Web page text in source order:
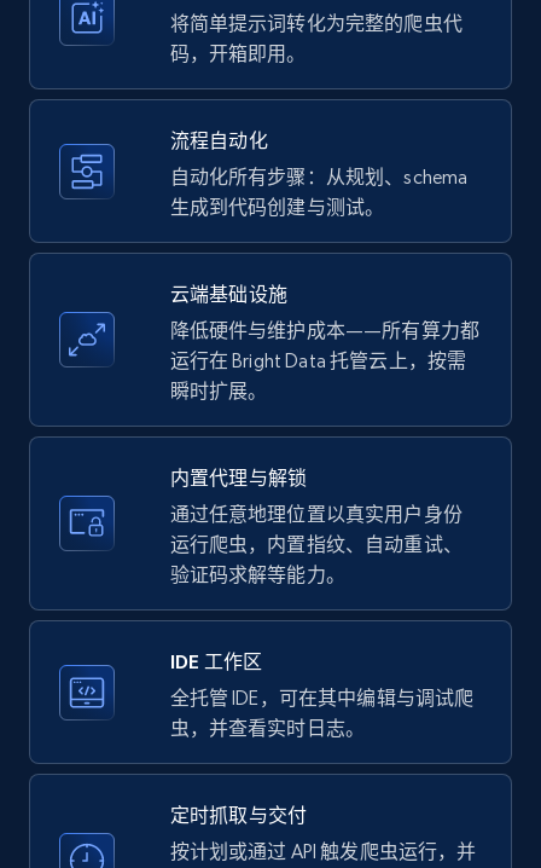
Amazon products - Collects products by
Title, Seller name, Brand, Description, Initial
price, Currency, Availability, Reviews count, and
Amazon products - find products by using
upc numbers
price, Currency, Availability, Reviews count, and
more.
5.7K+
LinkedIn company information
ID, Name, Country code, Locations, Followers,
Employees in linkedin, About, Specialties, and
33.6K+ 3.5K+ 注册使用
将简单提示词转化为完整的爬虫代
码，开箱即用。
流程自动化
自动化所有步骤：从规划、schema
生成到代码创建与测试。
云端基础设施
降低硬件与维护成本——所有算力都
运行在 Bright Data 托管云上，按需
瞬时扩展。
内置代理与解锁
通过任意地理位置以真实用户身份
运行爬虫，内置指纹、自动重试、
验证码求解等能力。
IDE 工作区
全托管 IDE，可在其中编辑与调试爬
虫，并查看实时日志。
定时抓取与交付
按计划或通过 API 触发爬虫运行，并